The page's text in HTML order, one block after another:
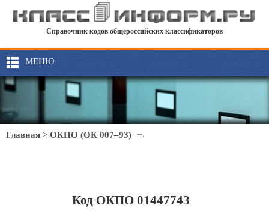
Справочник кодов общероссийских классификаторов
МЕНЮ
Главная > ОКПО (ОК 007–93)
Код ОКПО 01447743